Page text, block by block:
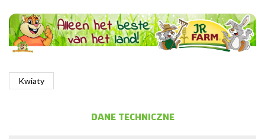
Kwiaty
DANE TECHNICZNE